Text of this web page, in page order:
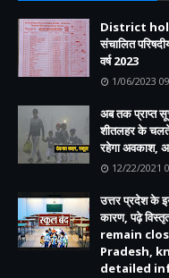
District
संचालित
वर्ष 2023
1/06/2023
अब तक प्राप्त
शीतलहर के चलते
रहेगा अवकाश,
12/22/2021
उत्तर प्रदेश के
कारण, पढ़े
remain
Pradesh,
detailed